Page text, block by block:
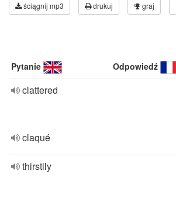
ściągnij mp3 drukuj graj
Pytanie Odpowiedź
clattered
claqué
thirstily